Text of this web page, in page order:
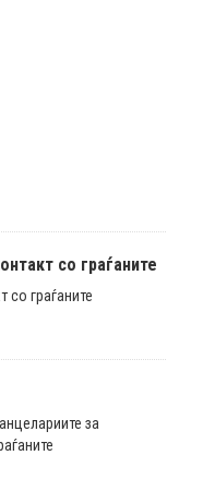
со граѓаните
со граѓаните
за